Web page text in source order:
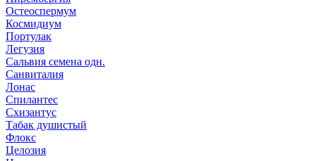
Остеоспермум
Космидиум
Портулак
Легузия
Сальвия семена одн.
Санвиталия
Лонас
Спилантес
Схизантус
Табак душистый
Флокс
Целозия